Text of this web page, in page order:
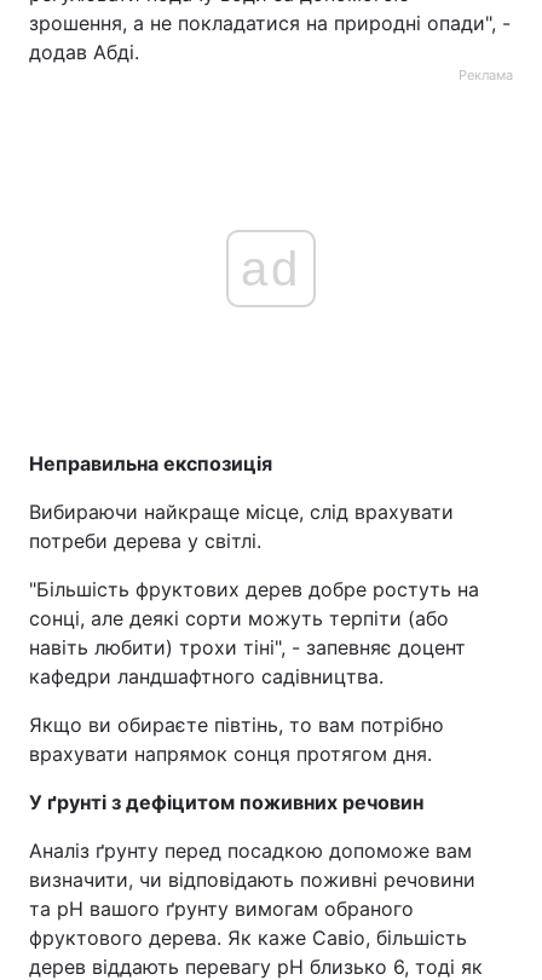
зрошення, а не покладатися на природні опади", -
додав Абді.
Реклама
ad
Неправильна експозиція
Вибираючи найкраще місце, слід врахувати
потреби дерева у світлі.
"Більшість фруктових дерев добре ростуть на
сонці, але деякі сорти можуть терпіти (або
навіть любити) трохи тіні", - запевняє доцент
кафедри ландшафтного садівництва.
Якщо ви обираєте півтінь, то вам потрібно
врахувати напрямок сонця протягом дня.
У ґрунті з дефіцитом поживних речовин
Аналіз ґрунту перед посадкою допоможе вам
визначити, чи відповідають поживні речовини
та рН вашого ґрунту вимогам обраного
фруктового дерева. Як каже Савіо, більшість
дерев віддають перевагу рН близько 6, тоді як